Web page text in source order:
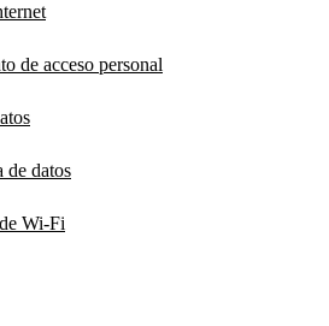
de acceso personal
de datos
Wi-Fi